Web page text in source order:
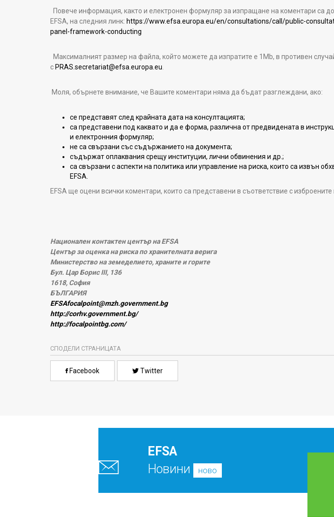
Повече информация, както и електронен формуляр за изпращане на коментари са
EFSA, на следния линк: https://www.efsa.europa.eu/en/consultations/call/public-
panel-framework-conducting
Максималният размер на файла, който можете да изпратите е 1Mb, в противен
с PRAS.secretariat@efsa.europa.eu
Моля, обърнете внимание, че Вашите коментари няма да бъдат разглеждани, ако:
се представят след крайната дата на консултацията;
са представени под каквато и да е форма, различна от предвидената в
и електронния формуляр;
не са свързани със съдържанието на документа;
съдържат оплаквания срещу институции, лични обвинения и др.;
са свързани с аспекти на политика или управление на риска, които са извън
EFSA.
EFSA ще оцени всички коментари, които са представени в съответствие с изброените
Национален контактен център на EFSA
Център за оценка на риска по хранителната верига
Министерство на земеделието, храните и горите
Бул. Цар Борис III, 136
1618, София
БЪЛГАРИЯ
EFSAfocalpoint@mzh.government.bg
http://corhv.government.bg/
http://focalpointbg.com/
СПОДЕЛИ СТРАНИЦАТА
Facebook Twitter
EFSA
Новини
ново